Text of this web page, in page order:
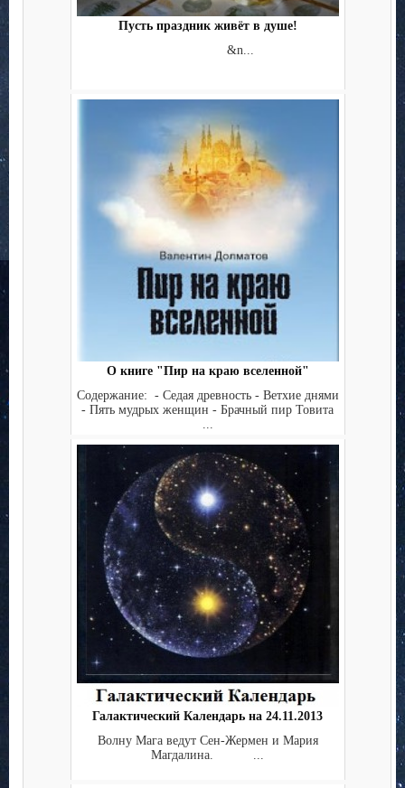
Пусть праздник живёт в душе!
&n...
О книге "Пир на краю вселенной"
Содержание: - Седая древность - Ветхие днями
- Пять мудрых женщин - Брачный пир Товита
Галактический Календарь на 24.11.2013
Волну Мага ведут Сен-Жермен и Мария
Магдалина. ...